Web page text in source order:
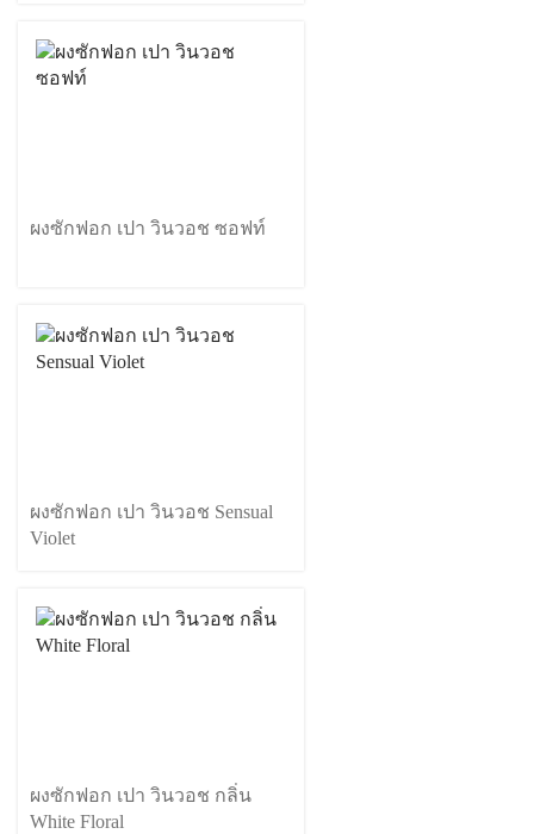
ผงซักฟอก เปา วินวอช ซอฟท์
ผงซักฟอก เปา วินวอช Sensual
Violet
ผงซักฟอก เปา วินวอช กลิ่น
White Floral